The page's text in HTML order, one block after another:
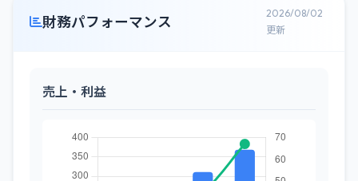
財務パフォーマンス
2026/08/02
更新
売上・利益